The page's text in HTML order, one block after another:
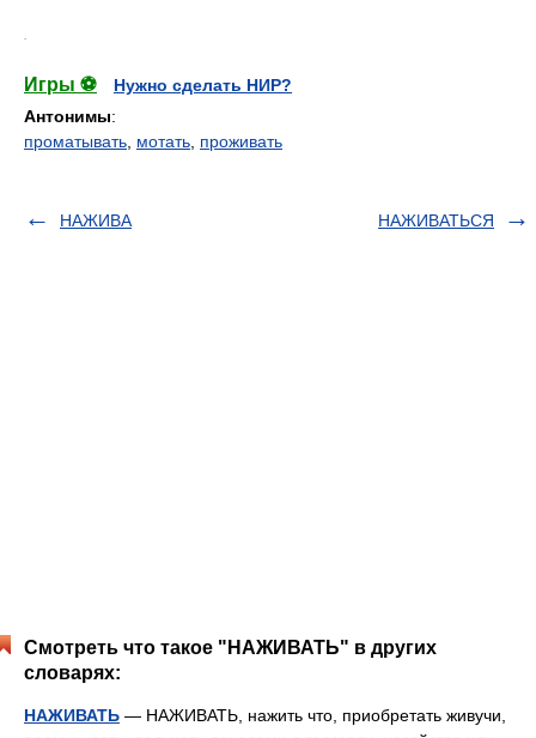
Игры ⚽
Нужно сделать НИР?
Антонимы:
проматывать мотать проживать
НАЖИВА НАЖИВАТЬСЯ
Смотреть что такое "НАЖИВАТЬ" в других
словарях:
НАЖИВАТЬ — НАЖИВАТЬ, нажить что, приобретать живучи,